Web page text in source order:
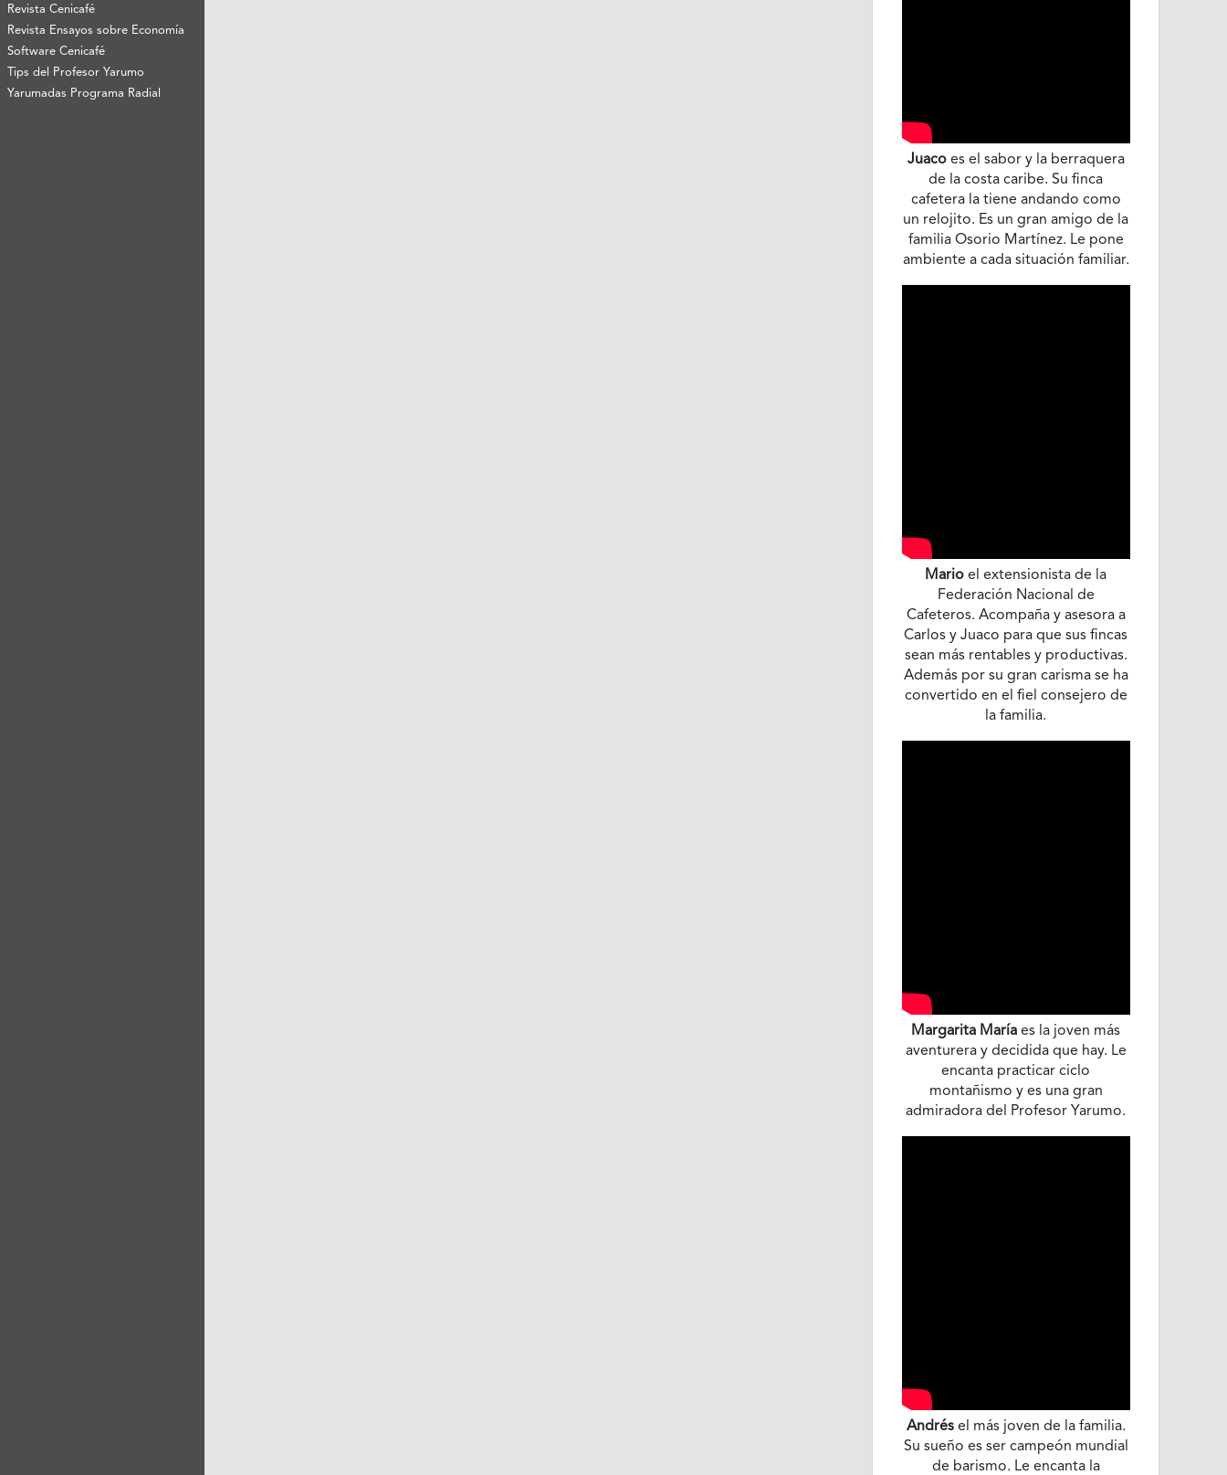
Revista Cenicafé
Revista Ensayos sobre Economía
Software Cenicafé
Tips del Profesor Yarumo
Yarumadas Programa Radial
Juacoes el sabor y la berraquera
de la costa caribe. Su finca
cafetera la tiene andando como
un relojito. Es un gran amigo de la
familia Osorio Martínez. Le pone
ambiente a cada situación familiar.
Mario el extensionista de la
Federación Nacional de
Cafeteros. Acompaña y asesora a
Carlos y Juaco para que sus fincas
sean más rentables y productivas.
Además por su gran carisma se ha
convertido en el fiel consejero de
la familia.
Margarita María es la joven más
aventurera y decidida que hay. Le
encanta practicar ciclo
montañismo y es una gran
admiradora del Profesor Yarumo.
Andrésel más joven de la familia.
Su sueño es ser campeón mundial
de barismo. Le encanta la